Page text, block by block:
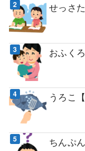
せっさ
おふく
うろこ
ちんぷ